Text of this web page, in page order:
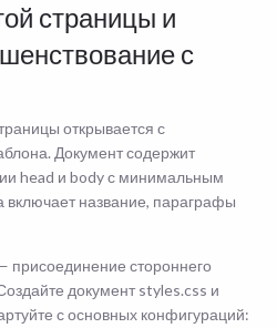
страницы и
с
открывается с
Документ содержит
head и body с минимальным
включает название, параграфы
присоединение стороннего
документ styles.css и
с основных конфигураций: